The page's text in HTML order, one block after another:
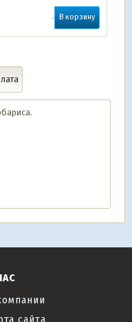
В корзину
сайта